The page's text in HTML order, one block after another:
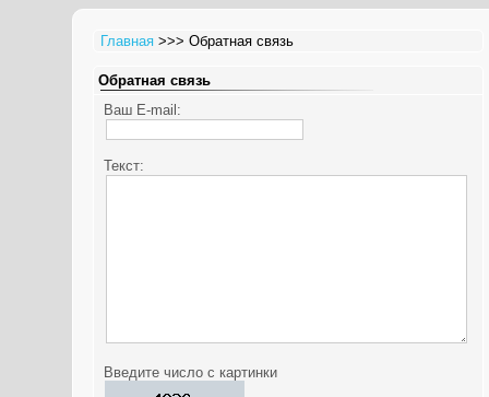
Главная >>> Обратная связь
Обратная связь
Ваш E-mail:
Текст:
Введите число с картинки